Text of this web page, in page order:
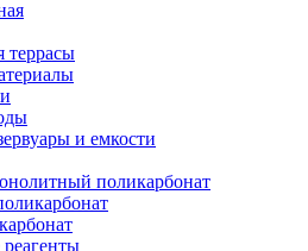
террасы
и емкости
поликарбонат